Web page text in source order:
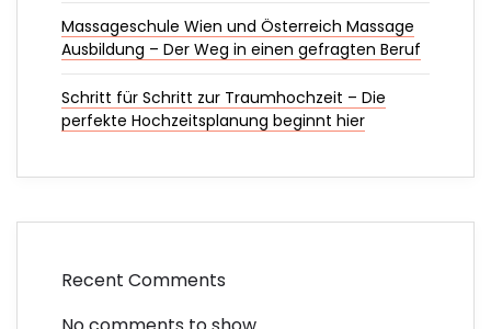
Massageschule Wien und Österreich Massage
Ausbildung – Der Weg in einen gefragten Beruf
Schritt für Schritt zur Traumhochzeit – Die
perfekte Hochzeitsplanung beginnt hier
Recent Comments